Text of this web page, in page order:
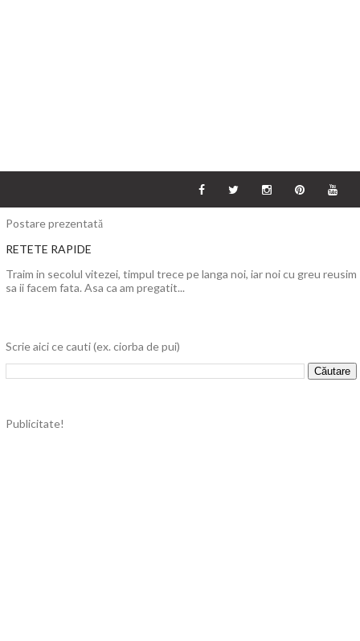
Postare prezentată
RETETE RAPIDE
Traim in secolul vitezei, timpul trece pe langa noi, iar noi cu greu reusim
sa ii facem fata. Asa ca am pregatit...
Scrie aici ce cauti (ex. ciorba de pui)
Publicitate!